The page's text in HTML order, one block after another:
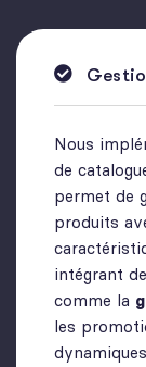
Nous
de
permet de
produits
intégrant
comme la
les